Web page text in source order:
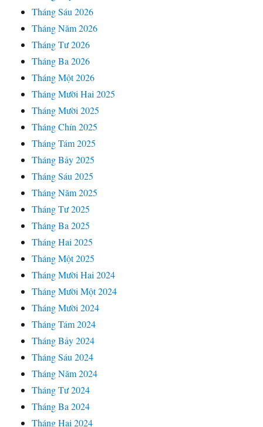
Tháng Sáu 2026
Tháng Năm 2026
Tháng Tư 2026
Tháng Ba 2026
Tháng Một 2026
Tháng Mười Hai 2025
Tháng Mười 2025
Tháng Chín 2025
Tháng Tám 2025
Tháng Bảy 2025
Tháng Sáu 2025
Tháng Năm 2025
Tháng Tư 2025
Tháng Ba 2025
Tháng Hai 2025
Tháng Một 2025
Tháng Mười Hai 2024
Tháng Mười Một 2024
Tháng Mười 2024
Tháng Tám 2024
Tháng Bảy 2024
Tháng Sáu 2024
Tháng Năm 2024
Tháng Tư 2024
Tháng Ba 2024
Tháng Hai 2024